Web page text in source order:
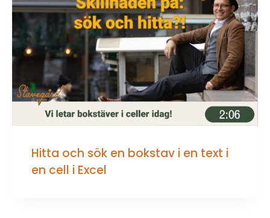
Hitta och sök en bokstav i en text i
en cell i Excel